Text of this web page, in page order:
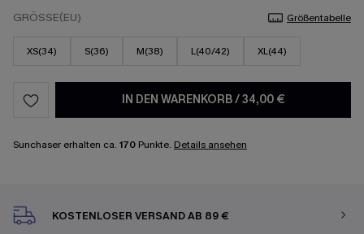
GRÖSSE(EU) Größentabelle
XS(34) S(36) M(38) L(40/42) XL(44)
IN DEN WARENKORB/34,00 €
Sunchaser erhalten ca. 170 Punkte. Details ansehen
KOSTENLOSER VERSAND AB 89 €